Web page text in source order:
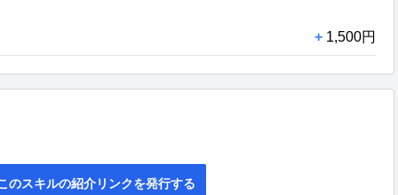
+ 1,500円
のスキルの紹介リンクを発行する